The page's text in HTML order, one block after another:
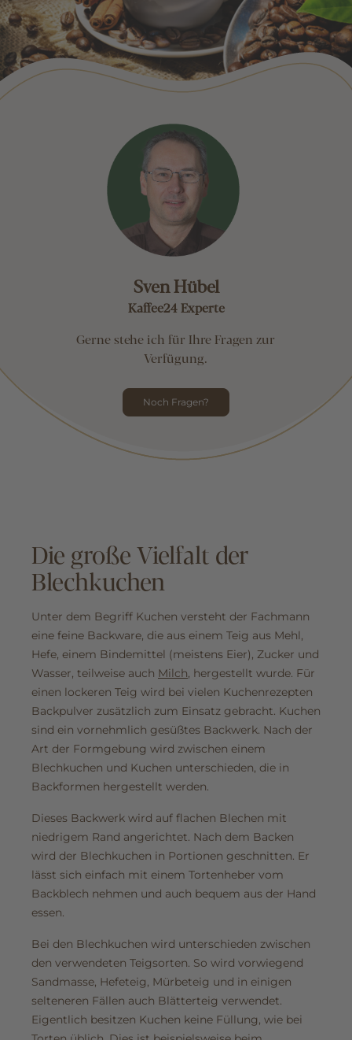
Sven Hübel
Kaffee24 Experte
Gerne stehe ich für Ihre Fragen zur
Verfügung.
Noch Fragen?
Die große Vielfalt der
Blechkuchen
Unter dem Begriff Kuchen versteht der Fachmann
eine feine Backware, die aus einem Teig aus Mehl,
Hefe, einem Bindemittel (meistens Eier), Zucker und
Wasser, teilweise auch Milch, hergestellt wurde. Für
einen lockeren Teig wird bei vielen Kuchenrezepten
Backpulver zusätzlich zum Einsatz gebracht. Kuchen
sind ein vornehmlich gesüßtes Backwerk. Nach der
Art der Formgebung wird zwischen einem
Blechkuchen und Kuchen unterschieden, die in
Backformen hergestellt werden.
Dieses Backwerk wird auf flachen Blechen mit
niedrigem Rand angerichtet. Nach dem Backen
wird der Blechkuchen in Portionen geschnitten. Er
lässt sich einfach mit einem Tortenheber vom
Backblech nehmen und auch bequem aus der Hand
essen.
Bei den Blechkuchen wird unterschieden zwischen
den verwendeten Teigsorten. So wird vorwiegend
Sandmasse, Hefeteig, Mürbeteig und in einigen
selteneren Fällen auch Blätterteig verwendet.
Eigentlich besitzen Kuchen keine Füllung, wie bei